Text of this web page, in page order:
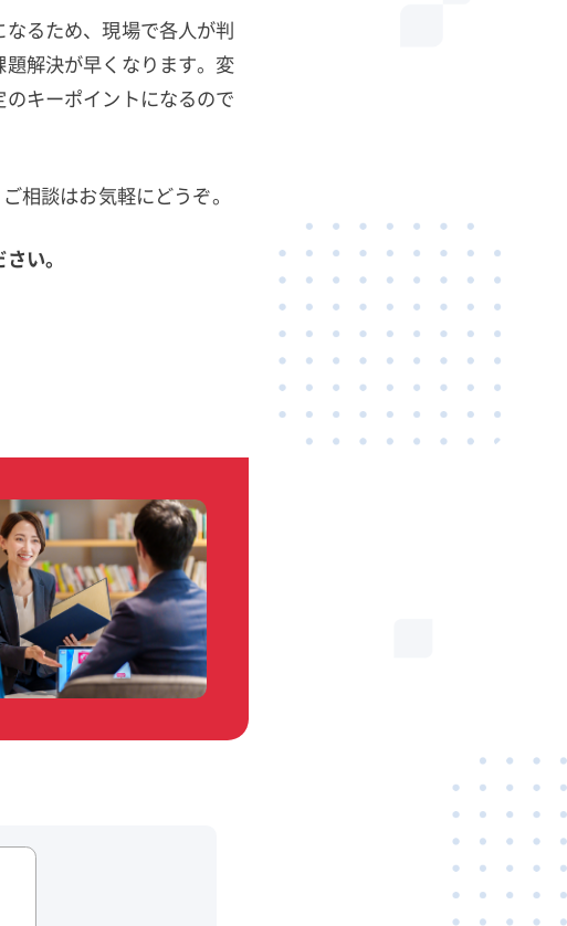
るため、現場で各人が判
解決が早くなります。変
キーポイントになるので
相談はお気軽にどうぞ。
い。